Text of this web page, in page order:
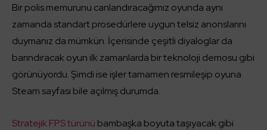
Bir polis memurunu canlandıracağımız oyunda aynı
zamanda standart prosedürlere uygun telsiz anonslarını
duymanız da mümkün. İçerisinde çeşitli diyaloglar da
barındıracak oyun ilk zamanlarda bir teknoloji demosu gibi
görünüyordu. Şimdi ise işler tamamen resmileşip oyuna
Steam sayfası bile açılmış durumda.
Stratejik FPS türünü bambaşka boyuta taşıyacak gibi